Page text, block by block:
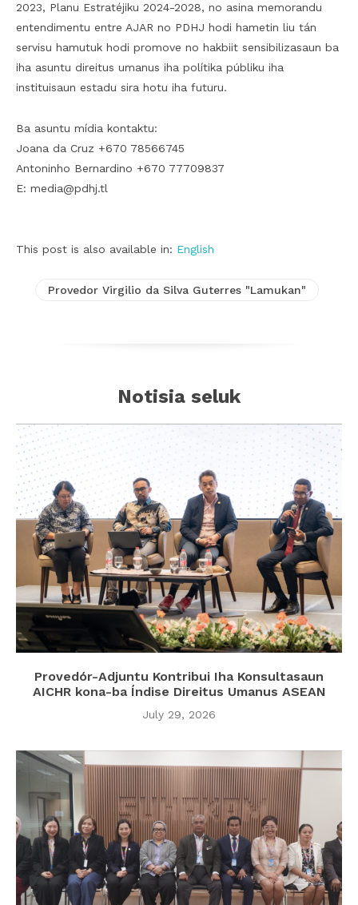
2023, Planu Estratéjiku 2024-2028, no asina memorandu
entendimentu entre AJAR no PDHJ hodi hametin liu tán
servisu hamutuk hodi promove no hakbiit sensibilizasaun ba
iha asuntu direitus umanus iha polítika públiku iha
instituisaun estadu sira hotu iha futuru.
Ba asuntu mídia kontaktu:
Joana da Cruz +670 78566745
Antoninho Bernardino +670 77709837
E: media@pdhj.tl
This post is also available in: English
Provedor Virgilio da Silva Guterres "Lamukan"
Notisia seluk
Provedór-Adjuntu Kontribui Iha Konsultasaun
AICHR kona-ba Índise Direitus Umanus ASEAN
July 29, 2026